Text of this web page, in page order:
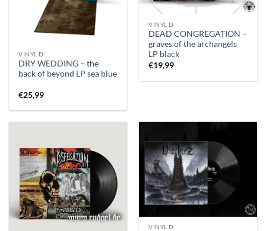
VINYL D
DRY WEDDING – the
back of beyond LP sea blue
€25,99
VINYL D
DEAD CONGREGATION –
graves of the archangels
LP black
€19,99
VINYL D